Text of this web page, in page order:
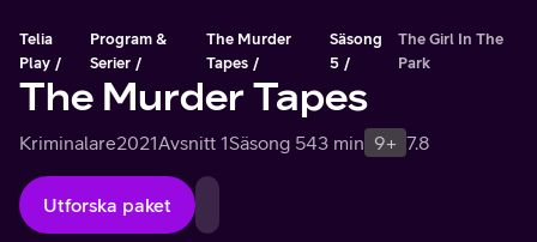
Telia
Play
Program &
Serier
The Murder
Tapes
Säsong
5
The Girl In The
Park
The Murder Tapes
Kriminalare2021Avsnitt 1Säsong 543 min 9+ 7.8
Utforska paket